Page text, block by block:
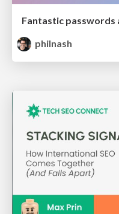
philnash